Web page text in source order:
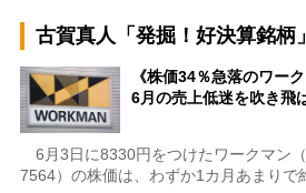
古賀真人「発掘！好決算銘柄」
《株価34％急落のワー
6月の売上低迷を吹き飛
6月3日に8330円をつけたワークマン（
7564）の株価は、わずか1カ月あまり